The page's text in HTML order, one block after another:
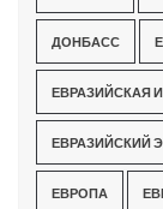
ДОНБАСС
ЕВРАЗИЙСКАЯ
ЕВРАЗИЙСКИЙ
ЕВРОПА